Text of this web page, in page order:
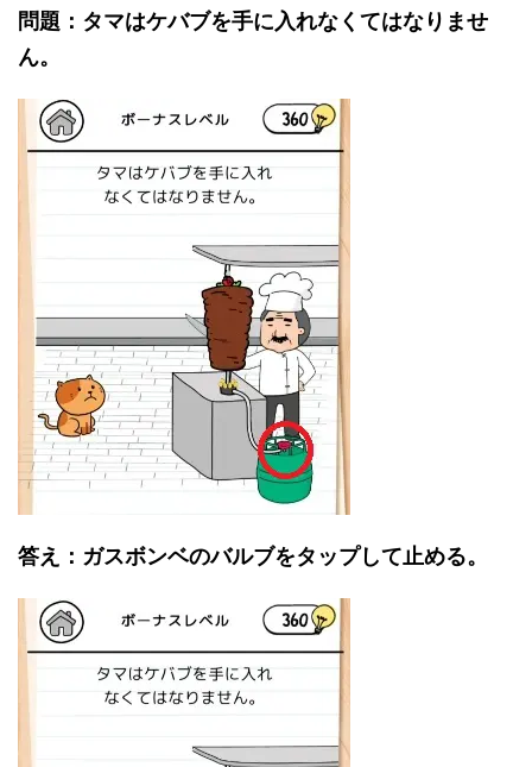
問題：タマはケバブを手に入れなくてはなりませ
ん。
答え：ガスボンベのバルブをタップして止める。